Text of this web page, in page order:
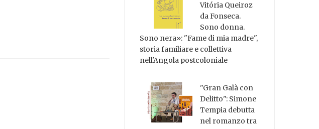
Vitória Queiroz
da Fonseca.
Sono donna.
Sono nera»: "Fame di mia madre",
storia familiare e collettiva
nell'Angola postcoloniale
"Gran Galà con
Delitto": Simone
Tempia debutta
nel romanzo tra